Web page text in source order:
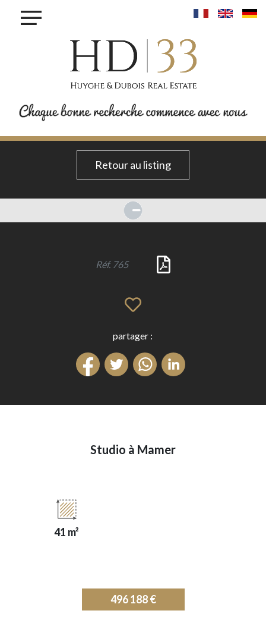
×
INVESTIR
PROJET KROUN - MAMER
PROJET PHOENIX - BONNEVOIE
PROJET VAUBAN LUXEMBOURG-PFAFFENTHALL
BLOG
CONTACT
Retour au listing
Réf. 765
partager :
Studio à Mamer
41 m²
496 188 €